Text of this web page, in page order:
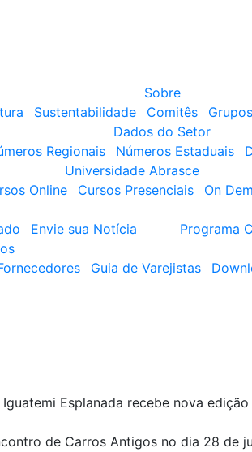
Sobre
Sustentabilidade Comitês
Dados do Setor
Regionais Números Estaduais
Universidade Abrasce
Online Cursos Presenciais On
Envie sua Notícia
Programa
Guia de Varejistas
Iguatemi Esplanada recebe nova
de Carros Antigos no dia 28 de